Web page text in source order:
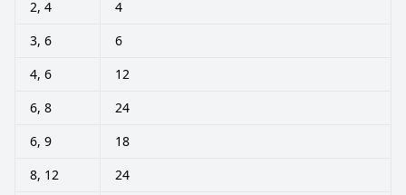
2, 4
4
3, 6
6
4, 6
12
6, 8
24
6, 9
18
8, 12
24